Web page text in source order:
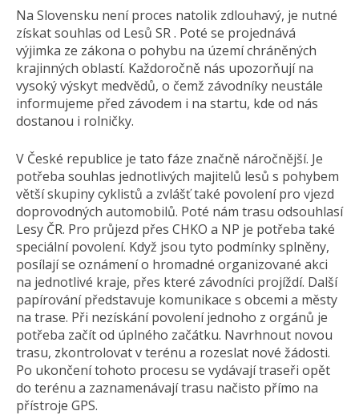
Na Slovensku není proces natolik zdlouhavý, je nutné
získat souhlas od Lesů SR . Poté se projednává
výjimka ze zákona o pohybu na území chráněných
krajinných oblastí. Každoročně nás upozorňují na
vysoký výskyt medvědů, o čemž závodníky neustále
informujeme před závodem i na startu, kde od nás
dostanou i rolničky.
V České republice je tato fáze značně náročnější. Je
potřeba souhlas jednotlivých majitelů lesů s pohybem
větší skupiny cyklistů a zvlášť také povolení pro vjezd
doprovodných automobilů. Poté nám trasu odsouhlasí
Lesy ČR. Pro průjezd přes CHKO a NP je potřeba také
speciální povolení. Když jsou tyto podmínky splněny,
posílají se oznámení o hromadné organizované akci
na jednotlivé kraje, přes které závodníci projíždí. Další
papírování představuje komunikace s obcemi a městy
na trase. Při nezískání povolení jednoho z orgánů je
potřeba začít od úplného začátku. Navrhnout novou
trasu, zkontrolovat v terénu a rozeslat nové žádosti.
Po ukončení tohoto procesu se vydávají traseři opět
do terénu a zaznamenávají trasu načisto přímo na
přístroje GPS.